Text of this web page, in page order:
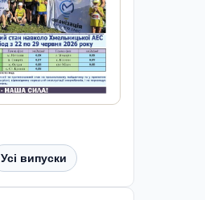
Усі випуски